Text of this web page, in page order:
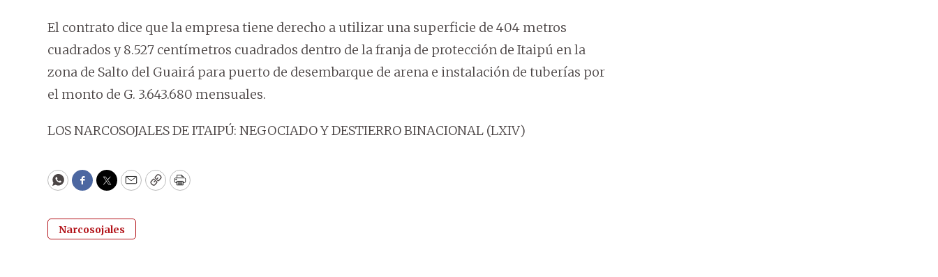
El contrato dice que la empresa tiene derecho a utilizar una superficie de 404 metros
cuadrados y 8.527 centímetros cuadrados dentro de la franja de protección de Itaipú en la
zona de Salto del Guairá para puerto de desembarque de arena e instalación de tuberías por
el monto de G. 3.643.680 mensuales.
LOS NARCOSOJALES DE ITAIPÚ: NEGOCIADO Y DESTIERRO BINACIONAL (LXIV)
WhatsApp
Facebook
Twitter
EmailCopyPrint
Narcosojales